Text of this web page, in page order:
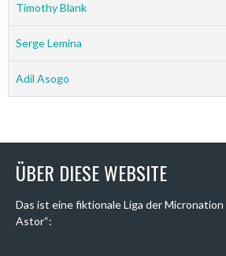
Timothy Blank
Serge Lemina
Adil Asogo
ÜBER DIESE WEBSITE
Das ist eine fiktionale Liga der
Astor“: